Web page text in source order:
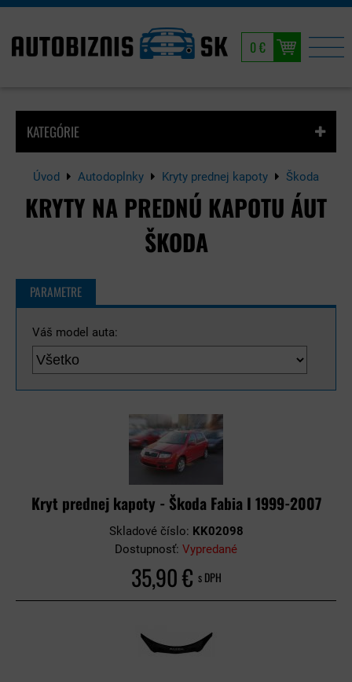
0 €
Úvod Autodoplnky Kryty prednej kapoty Škoda
KRYTY NA PREDNÚ KAPOTU ÁUT
ŠKODA
KATEGÓRIE
PARAMETRE
Váš model auta:
Kryt prednej kapoty - Škoda Fabia I 1999-2007
Skladové číslo: KK02098
Dostupnosť: Vypredané
35,90 € s DPH